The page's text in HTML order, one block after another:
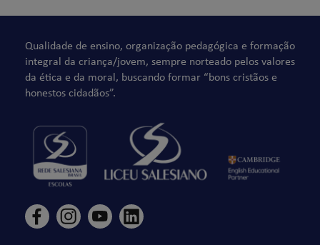
Qualidade de ensino, organização pedagógica e formação
integral da criança/jovem, sempre norteado pelos valores
da ética e da moral, buscando formar “bons cristãos e
honestos cidadãos”.